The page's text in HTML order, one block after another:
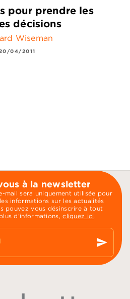
pour prendre les
décisions
Wiseman
04/2011
à la newsletter
mail sera uniquement utilisée pour
informations sur les actualités
pouvez vous désinscrire à tout
d’informations,cliquez ici .
send